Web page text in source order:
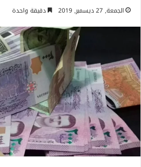
الجمعة, 27 ديسمبر, 2019 دقيقة واحدة